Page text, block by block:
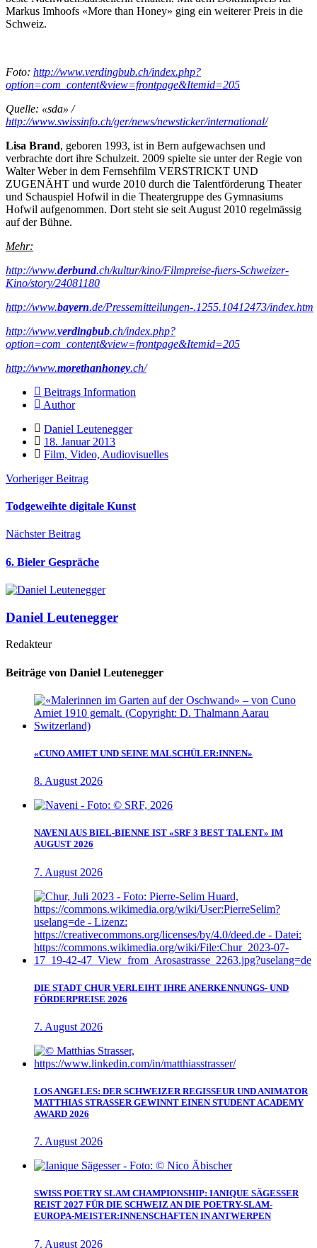
Markus Imhoofs «More than Honey» ging ein weiterer Preis in die
Schweiz.
Foto: http://www.verdingbub.ch/index.php?
option=com_content&view=frontpage&Itemid=205
Quelle: «sda» /
http://www.swissinfo.ch/ger/news/newsticker/international/
Lisa Brand, geboren 1993, ist in Bern aufgewachsen und
verbrachte dort ihre Schulzeit. 2009 spielte sie unter der Regie von
Walter Weber in dem Fernsehfilm VERSTRICKT UND
ZUGENÄHT und wurde 2010 durch die Talentförderung Theater
und Schauspiel Hofwil in die Theatergruppe des Gymnasiums
Hofwil aufgenommen. Dort steht sie seit August 2010 regelmässig
auf der Bühne.
Mehr:
http://www.derbund.ch/kultur/kino/Filmpreise-fuers-Schweizer-
Kino/story/24081180
http://www.bayern.de/Pressemitteilungen-.1255.10412473/index.htm
http://www.verdingbub.ch/index.php?
option=com_content&view=frontpage&Itemid=205
http://www.morethanhoney.ch/
Beitrags Information
Author
Daniel Leutenegger
18. Januar 2013
Film, Video, Audiovisuelles
Vorheriger Beitrag
Todgeweihte digitale Kunst
Nächster Beitrag
6. Bieler Gespräche
Daniel Leutenegger
Redakteur
Beiträge von Daniel Leutenegger
«CUNO AMIET UND SEINE MALSCHÜLER:INNEN»
8. August 2026
NAVENI AUS BIEL-BIENNE IST «SRF 3 BEST TALENT» IM
AUGUST 2026
7. August 2026
DIE STADT CHUR VERLEIHT IHRE ANERKENNUNGS- UND
FÖRDERPREISE 2026
7. August 2026
LOS ANGELES: DER SCHWEIZER REGISSEUR UND ANIMATOR
MATTHIAS STRASSER GEWINNT EINEN STUDENT ACADEMY
AWARD 2026
7. August 2026
SWISS POETRY SLAM CHAMPIONSHIP: IANIQUE SÄGESSER
REIST 2027 FÜR DIE SCHWEIZ AN DIE POETRY-SLAM-
EUROPA-MEISTER:INNENSCHAFTEN IN ANTWERPEN
7. August 2026